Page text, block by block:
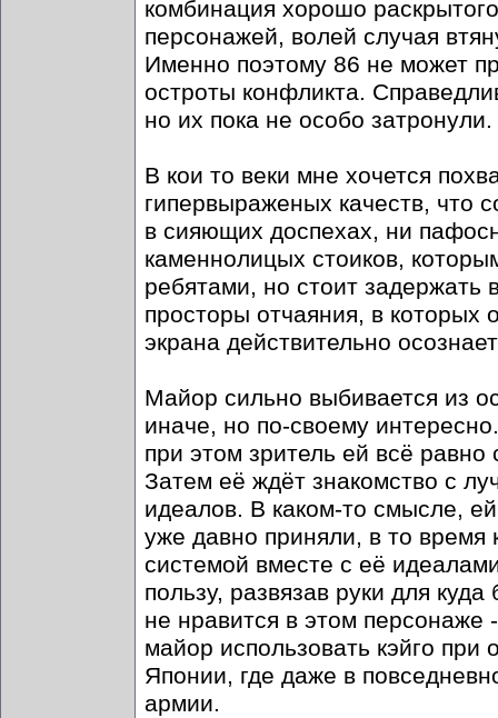
комбинация хорошо
персонажей, волей случая
Именно поэтому 86 не может
остроты конфликта.
но их пока не особо затронули.
В кои то веки мне хочется
гипервыраженых качеств, что
в сияющих доспехах, ни
каменнолицых стоиков,
ребятами, но стоит задержать
просторы отчаяния, в которых
экрана действительно
Майор сильно выбивается из
иначе, но по-своему
при этом зритель ей всё
Затем её ждёт знакомство с
идеалов. В каком-то смысле,
уже давно приняли, в то время
системой вместе с её
пользу, развязав руки для
не нравится в этом персонаже
майор использовать кэйго
Японии, где даже в
армии.